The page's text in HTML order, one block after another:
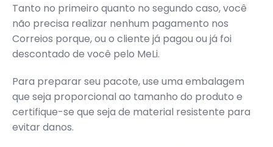
Tanto no primeiro quanto no segundo caso, você
não precisa realizar nenhum pagamento nos
Correios porque, ou o cliente já pagou ou já foi
descontado de você pelo MeLi.
Para preparar seu pacote, use uma embalagem
que seja proporcional ao tamanho do produto e
certifique-se que seja de material resistente para
evitar danos.